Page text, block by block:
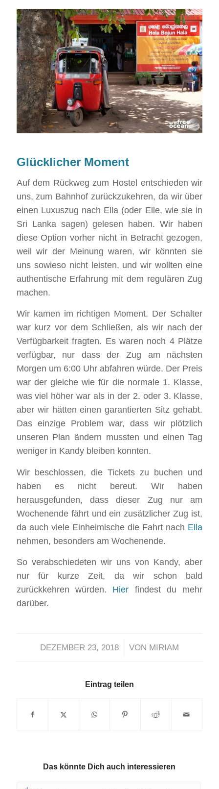
Glücklicher Moment
Auf dem Rückweg zum Hostel entschieden wir
uns, zum Bahnhof zurückzukehren, da wir über
einen Luxuszug nach Ella (oder Elle, wie sie in
Sri Lanka sagen) gelesen haben. Wir haben
diese Option vorher nicht in Betracht gezogen,
weil wir der Meinung waren, wir könnten sie
uns sowieso nicht leisten, und wir wollten eine
authentische Erfahrung mit dem regulären Zug
machen.
Wir kamen im richtigen Moment. Der Schalter
war kurz vor dem Schließen, als wir nach der
Verfügbarkeit fragten. Es waren noch 4 Plätze
verfügbar, nur dass der Zug am nächsten
Morgen um 6:00 Uhr abfahren würde. Der Preis
war der gleiche wie für die normale 1. Klasse,
was viel höher war als in der 2. oder 3. Klasse,
aber wir hätten einen garantierten Sitz gehabt.
Das einzige Problem war, dass wir plötzlich
unseren Plan ändern mussten und einen Tag
weniger in Kandy bleiben konnten.
Wir beschlossen, die Tickets zu buchen und
haben es nicht bereut. Wir haben
herausgefunden, dass dieser Zug nur am
Wochenende fährt und ein zusätzlicher Zug ist,
da auch viele Einheimische die Fahrt nach Ella
nehmen, besonders am Wochenende.
So verabschiedeten wir uns von Kandy, aber
nur für kurze Zeit, da wir schon bald
zurückkehren würden. Hier findest du mehr
darüber.
DEZEMBER 23, 2018
/ VON MIRIAM
Eintrag teilen
Das könnte Dich auch interessieren